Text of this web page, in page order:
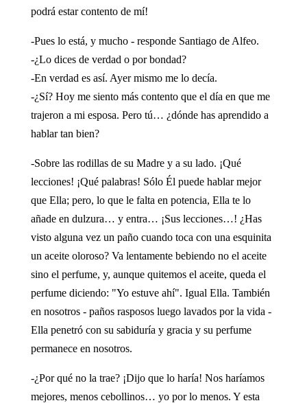
podrá estar contento de mí!
-Pues lo está, y mucho - responde Santiago de Alfeo.
-¿Lo dices de verdad o por bondad?
-En verdad es así. Ayer mismo me lo decía.
-¿Sí? Hoy me siento más contento que el día en que me
trajeron a mi esposa. Pero tú… ¿dónde has aprendido a
hablar tan bien?
-Sobre las rodillas de su Madre y a su lado. ¡Qué
lecciones! ¡Qué palabras! Sólo Él puede hablar mejor
que Ella; pero, lo que le falta en potencia, Ella te lo
añade en dulzura… y entra… ¡Sus lecciones…! ¿Has
visto alguna vez un paño cuando toca con una esquinita
un aceite oloroso? Va lentamente bebiendo no el aceite
sino el perfume, y, aunque quitemos el aceite, queda el
perfume diciendo: "Yo estuve ahí". Igual Ella. También
en nosotros - paños rasposos luego lavados por la vida -
Ella penetró con su sabiduría y gracia y su perfume
permanece en nosotros.
-¿Por qué no la trae? ¡Dijo que lo haría! Nos haríamos
mejores, menos cebollinos… yo por lo menos. Y esta